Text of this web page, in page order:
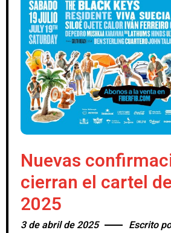
Nuevas
cierran el cartel
2025
3 de abril de 2025 Escrito